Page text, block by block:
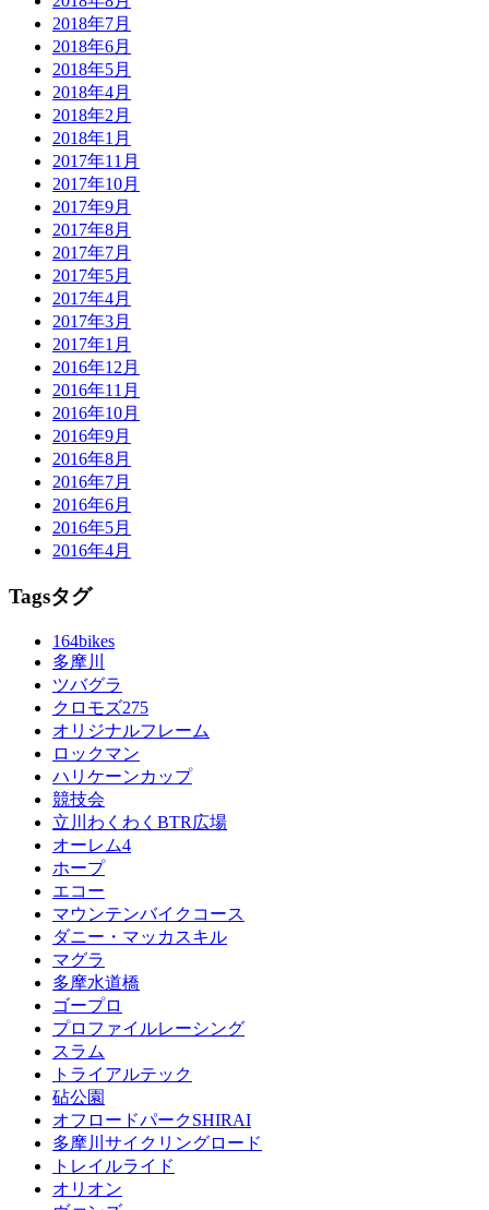
2018年7月
2018年6月
2018年5月
2018年4月
2018年2月
2018年1月
2017年11月
2017年10月
2017年9月
2017年8月
2017年7月
2017年5月
2017年4月
2017年3月
2017年1月
2016年12月
2016年11月
2016年10月
2016年9月
2016年8月
2016年7月
2016年6月
2016年5月
2016年4月
Tagsタグ
164bikes
多摩川
ツバグラ
クロモズ275
オリジナルフレーム
ロックマン
ハリケーンカップ
競技会
立川わくわくBTR広場
オーレム4
ホープ
エコー
マウンテンバイクコース
ダニー・マッカスキル
マグラ
多摩水道橋
ゴープロ
プロファイルレーシング
スラム
トライアルテック
砧公園
オフロードパークSHIRAI
多摩川サイクリングロード
トレイルライド
オリオン